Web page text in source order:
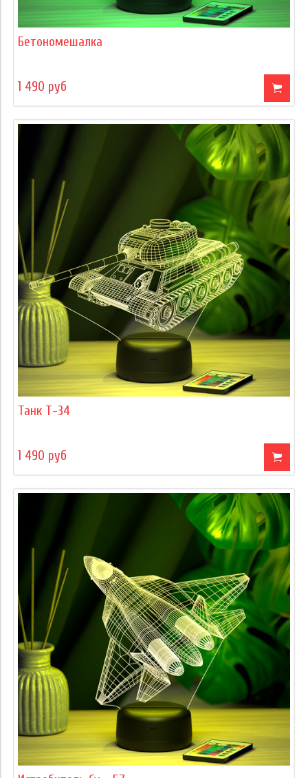
Бетономешалка
1 490 руб
Танк Т-34
1 490 руб